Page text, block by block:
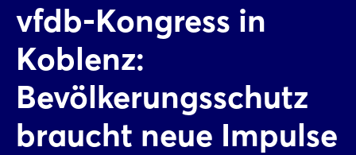
vfdb-Kongress in
Koblenz:
Bevölkerungsschutz
braucht neue Impulse